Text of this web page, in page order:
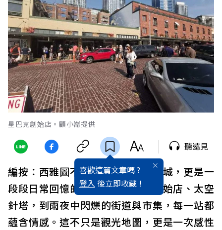
星巴克創始店。顧小崙提供
喜歡這篇文章嗎 ?
登入 後立即收藏 !
聽遠見
編按：西雅圖不只是科技與咖啡 之城，更是一
段段日常回憶的場景。從星巴克
創始店、太空
針塔，到雨夜中閃爍的街道與市集，每一站都
蘊含情感。這不只是觀光地圖，更是一次感性